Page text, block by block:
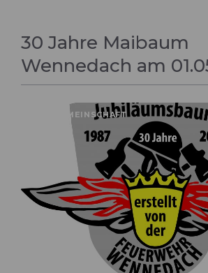
30 Jahre Maibaum
Wennedach am
DORFGEMEINSCHAFT